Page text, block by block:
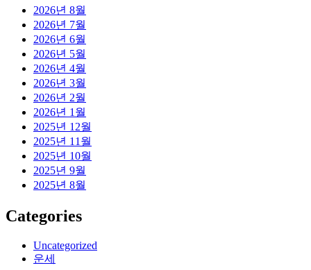
2026년 8월
2026년 7월
2026년 6월
2026년 5월
2026년 4월
2026년 3월
2026년 2월
2026년 1월
2025년 12월
2025년 11월
2025년 10월
2025년 9월
2025년 8월
Categories
Uncategorized
운세